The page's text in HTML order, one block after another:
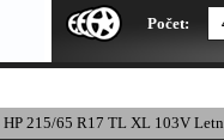
Počet:
HP 215/65 R17 TL XL 103V